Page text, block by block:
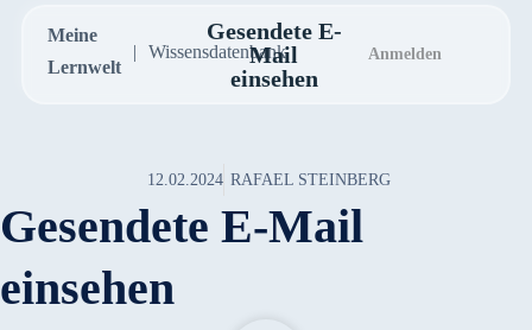
Meine
Lernwelt
Wissensdatenbank
Gesendete E-
Mail
einsehen
Anmelden
12.02.2024 RAFAEL STEINBERG
Gesendete E-Mail
einsehen